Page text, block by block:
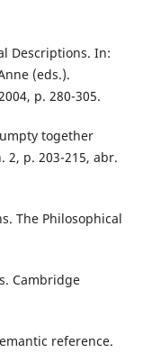
Descriptions. In:
(eds.).
p. 280-305.
together
2, p. 203-215, abr.
The Philosophical
Cambridge
reference.